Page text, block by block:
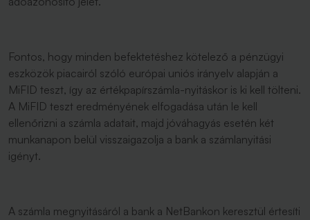
Fontos, hogy minden befektetéshez kötelező a pénzügyi
eszközök piacairól szóló európai uniós irányelv alapján a
MiFID teszt, így az értékpapírszámla-nyitáskor is ki kell tölteni.
A MiFID teszt eredményének elfogadása után le kell
ellenőrizni a számla adatait, majd jóváhagyás esetén két
munkanapon belül visszaigazolja a bank a számlanyitási
igényt.
A számla megnyitásáról a bank a NetBankon keresztül értesíti